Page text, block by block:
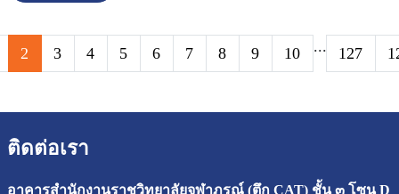
2 3 4 5 6 7 8 9 10 ... 127
ติดต่อเรา
อาคารสำนักงานราชวิทยาลัยจุฬาภรณ์ (ตึก CAT) ชั้น ๓ โซน D